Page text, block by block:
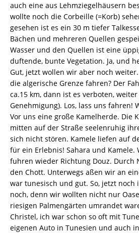
auch eine aus Lehmziegelhäusern
wollte noch die Corbeille (=Korb)
gesehen ist es ein 30 m tiefer
Bächen und mehreren Quellen
Wasser und den Quellen ist eine
duftende, bunte Vegetation. Ja, und
Gut, jetzt wollen wir aber noch
die algerische Grenze fahren? Der
ca.15 km, dann ist es verboten,
Genehmigung). Los, lass uns fahren!
Vor uns eine große Kamelherde. Die
mitten auf der Straße seelenruhig
sich nicht stören. Kamele liefen auf
für ein Erlebnis! Sahara und
fuhren wieder Richtung Douz. Durch
den Chott. Unterwegs aßen wir an
war tunesisch und gut. So, jetzt noch
noch, denn wir wollten nicht nur
riesigen Palmengärten umrandet
Christel, ich war schon so oft mit
eigenen Auto in Tunesien und auch